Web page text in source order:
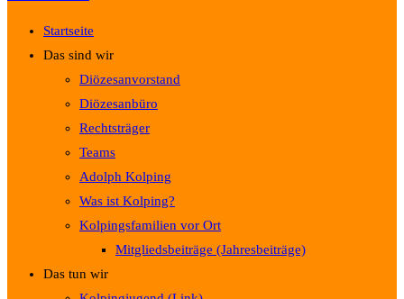
Startseite
Das sind wir
Diözesanvorstand
Diözesanbüro
Rechtsträger
Teams
Adolph Kolping
Was ist Kolping?
Kolpingsfamilien vor Ort
Mitgliedsbeiträge (Jahresbeiträge)
Das tun wir